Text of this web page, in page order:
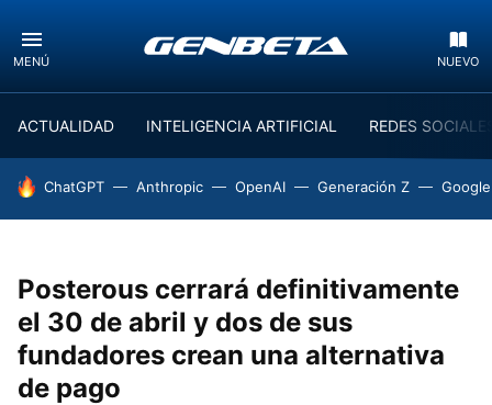
MENÚ NUEVO
ACTUALIDAD INTELIGENCIA ARTIFICIAL REDES
HOY SE HABLA DE
ChatGPT Anthropic OpenAI Generación Z
Posterous cerrará definitivamente
el 30 de abril y dos de sus
fundadores crean una alternativa
de pago